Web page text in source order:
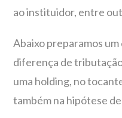
ao instituidor, entre
Abaixo preparamos
diferença de
uma holding, no
também na hipótese